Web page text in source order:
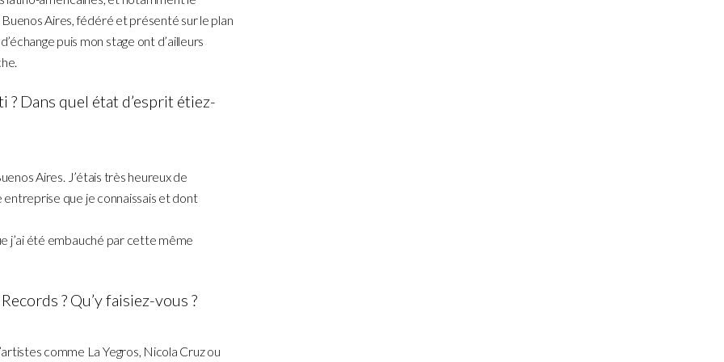
Aires, fédéré et présenté sur le plan
puis mon stage ont d’ailleurs
Dans quel état d’esprit étiez-
Aires. J’étais très heureux de
entreprise que je connaissais et dont
j’ai été embauché par cette même
? Qu’y faisiez-vous ?
comme La Yegros, Nicola Cruz ou